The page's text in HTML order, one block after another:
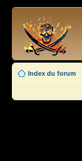
Index du forum